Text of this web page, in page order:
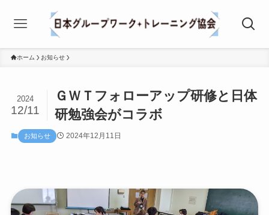
ホーム お知らせ
ＧＷＴフォローアップ研修と日体
研勉強会がコラボ
2024
12/11
お知らせ 2024年12月11日